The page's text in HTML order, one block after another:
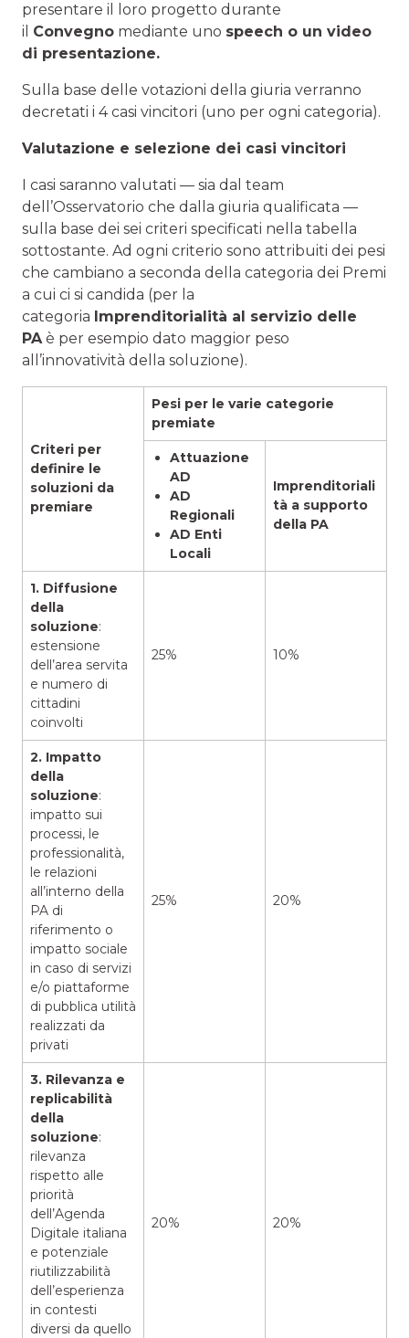
presentare il loro progetto durante
il Convegno mediante uno speech o un video
di presentazione.
Sulla base delle votazioni della giuria verranno
decretati i 4 casi vincitori (uno per ogni categoria).
Valutazione e selezione dei casi vincitori
I casi saranno valutati — sia dal team
dell’Osservatorio che dalla giuria qualificata —
sulla base dei sei criteri specificati nella tabella
sottostante. Ad ogni criterio sono attribuiti dei pesi
che cambiano a seconda della categoria dei Premi
a cui ci si candida (per la
categoria Imprenditorialità al servizio delle
PA è per esempio dato maggior peso
all’innovatività della soluzione).
Criteri per
definire le
soluzioni da
premiare
Pesi per le varie categorie
premiate
Attuazione
AD
AD
Regionali
AD Enti
Locali
Imprenditoriali
tà a supporto
della PA
1. Diffusione
della
soluzione:
estensione
dell’area servita
e numero di
cittadini
coinvolti
25% 10%
2. Impatto
della
soluzione:
impatto sui
processi, le
professionalità,
le relazioni
all’interno della
PA di
riferimento o
impatto sociale
in caso di servizi
e/o piattaforme
di pubblica utilità
realizzati da
privati
25% 20%
3. Rilevanza e
replicabilità
della
soluzione:
rilevanza
rispetto alle
priorità
dell’Agenda
Digitale italiana
e potenziale
riutilizzabilità
dell’esperienza
in contesti
diversi da quello
20% 20%